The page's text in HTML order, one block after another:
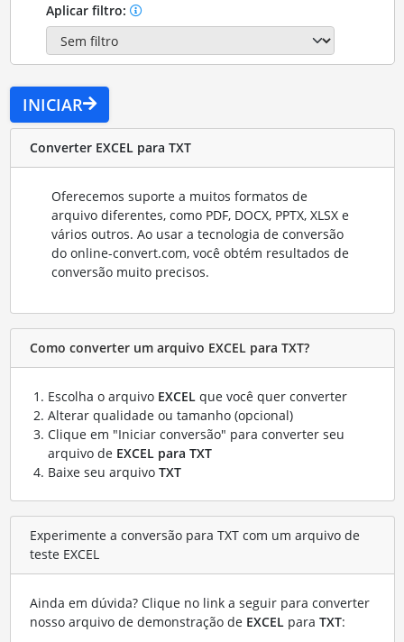
Aplicar filtro:
INICIAR
Converter EXCEL para TXT
Oferecemos suporte a muitos formatos de
arquivo diferentes, como PDF, DOCX, PPTX, XLSX e
vários outros. Ao usar a tecnologia de conversão
do online-convert.com, você obtém resultados de
conversão muito precisos.
Como converter um arquivo EXCEL para TXT?
Escolha o arquivo EXCELque você quer converter
Alterar qualidade ou tamanho (opcional)
Clique em "Iniciar conversão" para converter seu
arquivo de EXCEL para TXT
Baixe seu arquivo TXT
Experimente a conversão para TXT com um arquivo de
teste EXCEL
Ainda em dúvida? Clique no link a seguir para converter
nosso arquivo de demonstração de EXCELpara TXT: